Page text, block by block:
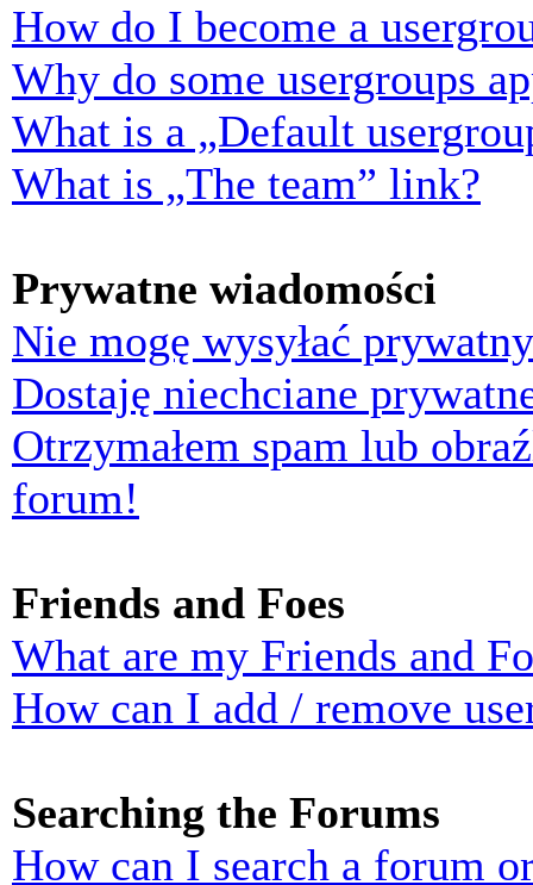
How do I become a
Why do some usergroups
What is a „Default
What is „The team” link?
Prywatne wiadomości
Nie mogę wysyłać
Dostaję niechciane
Otrzymałem spam lub
forum!
Friends and Foes
What are my Friends and
How can I add / remove
Searching the Forums
How can I search a forum